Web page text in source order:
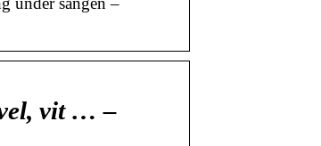
vit … –